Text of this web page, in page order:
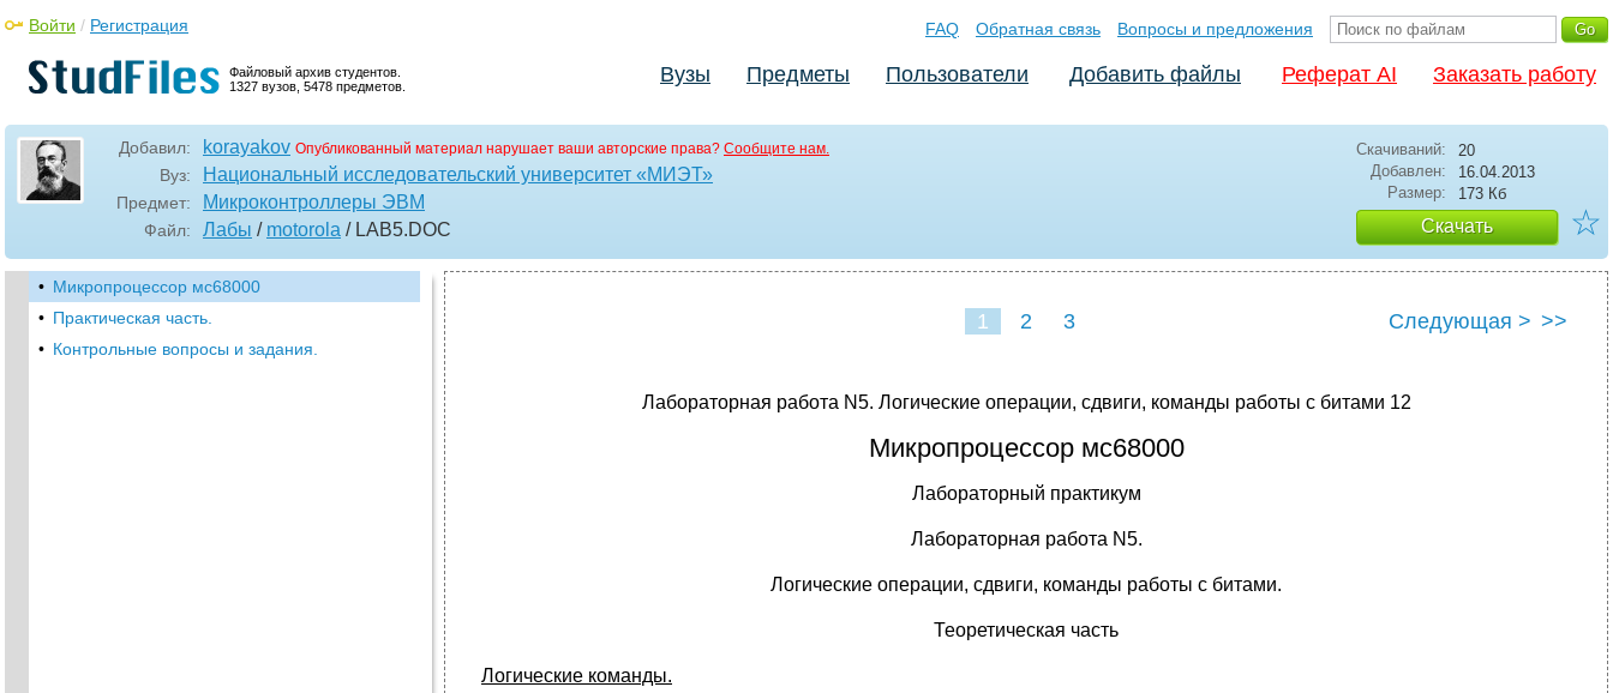
Файловый архив студентов.
1327 вузов, 5478 предметов.
Войти / Регистрация FAQ Обратная связь Вопросы и предложения
Вузы Предметы Пользователи Добавить файлы Реферат AI Заказать работу
Добавил: korayakov Опубликованный материал нарушает ваши авторские права? Сообщите нам.
Вуз: Национальный исследовательский университет «МИЭТ»
Предмет: Микроконтроллеры ЭВМ
Файл: Лабы / motorola / LAB5.DOC
Скачиваний:
20
Добавлен:
16.04.2013
Размер:
173 Кб
Скачать ☆
• Микропроцессор мс68000
• Практическая часть.
• Контрольные вопросы и задания.
1 2 3 Следующая > >>
Лабораторная работа N5. Логические операции, сдвиги, команды работы с битами 12
Микропроцессор мс68000
Лабораторный практикум
Лабораторная работа N5.
Логические операции, сдвиги, команды работы с битами.
Теоретическая часть
Логические команды.